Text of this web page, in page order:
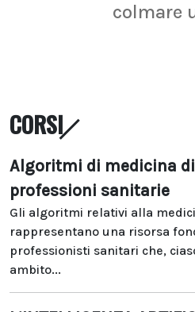
colmare
CORSI
Algoritmi di medicina
professioni sanitarie
Gli algoritmi relativi alla
rappresentano una risorsa
professionisti sanitari che,
ambito...